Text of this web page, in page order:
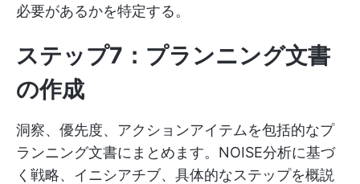
必要があるかを特定する。
ステップ7：プランニング文書
の作成
洞察、優先度、アクションアイテムを包括的なプ
ランニング文書にまとめます。NOISE分析に基づ
く戦略、イニシアチブ、具体的なステップを概説